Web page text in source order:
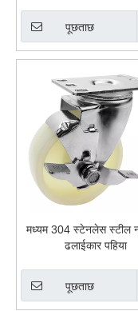
पूछताछ
मध्यम 304 स्टेनलेस स्टील
ढलाईकार पहिया
पूछताछ